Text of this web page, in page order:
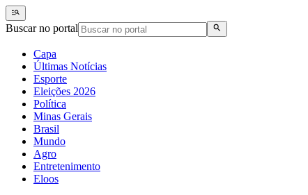
Buscar no portal
Capa
Últimas Notícias
Esporte
Eleições 2026
Política
Minas Gerais
Brasil
Mundo
Agro
Entretenimento
Eloos